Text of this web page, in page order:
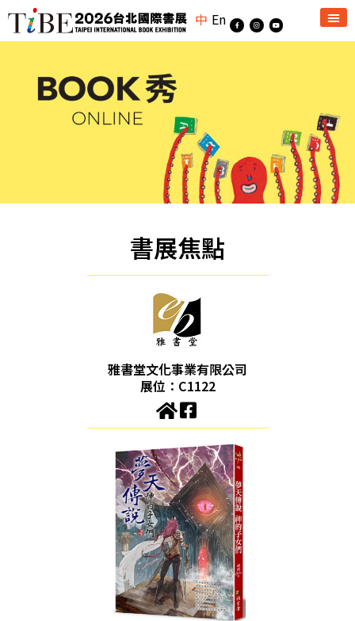
中 En
書展焦點
雅書堂文化事業有限公司
展位：C1122